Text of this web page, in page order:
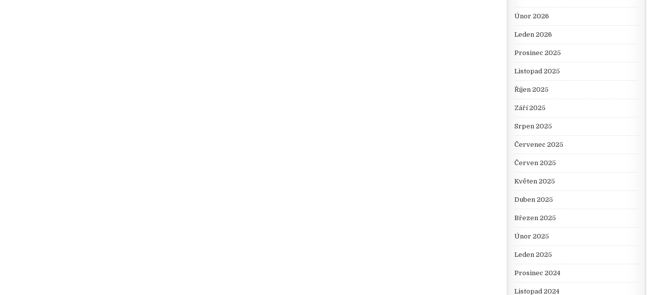
Únor 2026
Leden 2026
Prosinec 2025
Listopad 2025
Říjen 2025
Září 2025
Srpen 2025
Červenec 2025
Červen 2025
Květen 2025
Duben 2025
Březen 2025
Únor 2025
Leden 2025
Prosinec 2024
Listopad 2024